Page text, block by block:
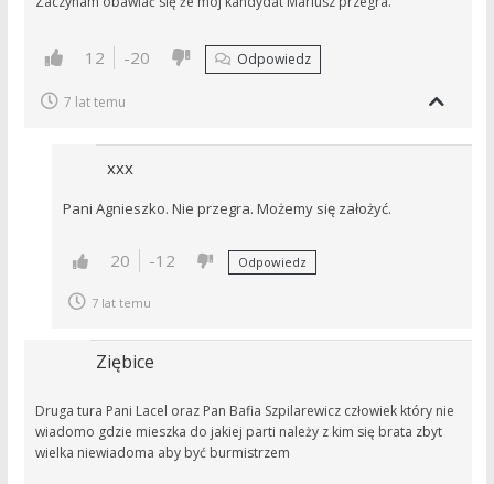
12 -20 Odpowiedz
7 lat temu
xxx
Pani Agnieszko. Nie przegra. Możemy się założyć.
20 -12 Odpowiedz
7 lat temu
Ziębice
Druga tura Pani Lacel oraz Pan Bafia Szpilarewicz człowiek który nie
wiadomo gdzie mieszka do jakiej parti należy z kim się brata zbyt
wielka niewiadoma aby być burmistrzem